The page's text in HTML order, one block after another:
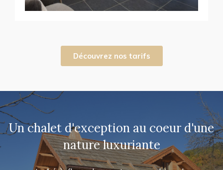
Découvrez nos tarifs
Un chalet d'exception au coeur d'une
nature luxuriante